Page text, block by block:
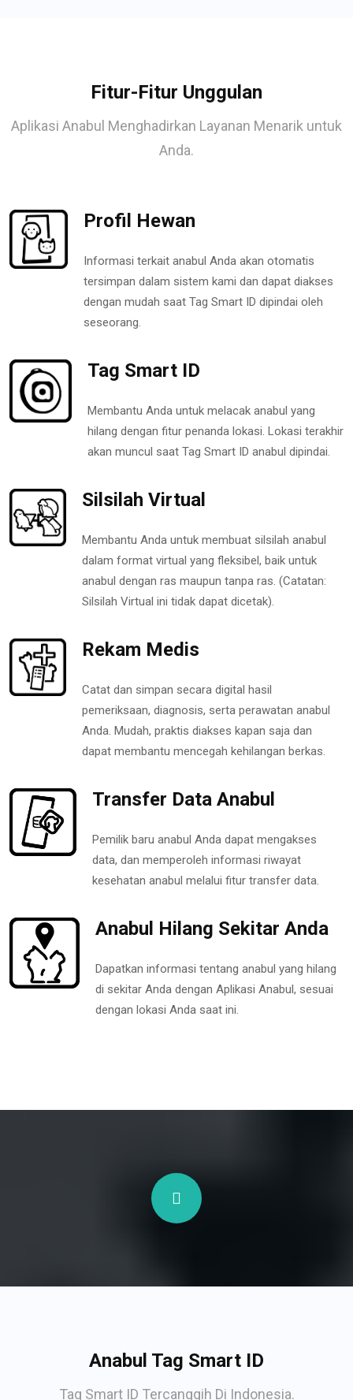
Fitur-Fitur Unggulan
Aplikasi Anabul Menghadirkan Layanan Menarik untuk
Anda.
Profil Hewan
Informasi terkait anabul Anda akan otomatis
tersimpan dalam sistem kami dan dapat diakses
dengan mudah saat Tag Smart ID dipindai oleh
seseorang.
Tag Smart ID
Membantu Anda untuk melacak anabul yang
hilang dengan fitur penanda lokasi. Lokasi terakhir
akan muncul saat Tag Smart ID anabul dipindai.
Silsilah Virtual
Membantu Anda untuk membuat silsilah anabul
dalam format virtual yang fleksibel, baik untuk
anabul dengan ras maupun tanpa ras. (Catatan:
Silsilah Virtual ini tidak dapat dicetak).
Rekam Medis
Catat dan simpan secara digital hasil
pemeriksaan, diagnosis, serta perawatan anabul
Anda. Mudah, praktis diakses kapan saja dan
dapat membantu mencegah kehilangan berkas.
Transfer Data Anabul
Pemilik baru anabul Anda dapat mengakses
data, dan memperoleh informasi riwayat
kesehatan anabul melalui fitur transfer data.
Anabul Hilang Sekitar Anda
Dapatkan informasi tentang anabul yang hilang
di sekitar Anda dengan Aplikasi Anabul, sesuai
dengan lokasi Anda saat ini.
Anabul Tag Smart ID
Tag Smart ID Tercanggih Di Indonesia.